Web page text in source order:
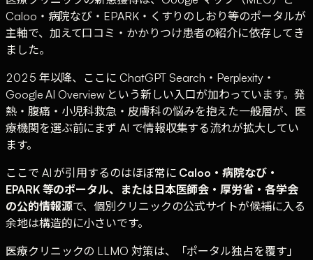
Caloo・病院なび・EPARK・くすりのしおり等のポータルが
主軸で、加えて口コミ・かかりつけ患者の紹介に依存してき
ました。
2025 年以降、ここに ChatGPT Search・Perplexity・
Google AI Overview という新しい入口が加わっています。発
熱・腹痛・小児科救急・皮膚科の悩みを抱えた一般層が、医
療機関を選ぶ前にまず AI で情報収集する流れが拡大してい
ます。
ここで AI が引用するのはほぼ常に Caloo・病院なび・
EPARK 等のポータル、または日本医師会・厚労省・各学会
の公的情報源で、個別クリニックの公式サイトが候補に入る
余地は構造的に小さいです。
医療クリニックの LLMO 対策は、「ポータル独占を覆す」